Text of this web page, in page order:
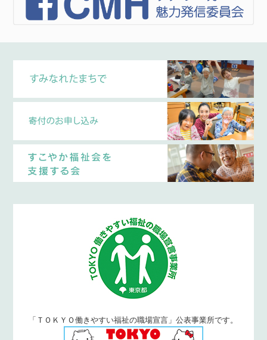
「ＴＯＫＹＯ働きやすい福祉の職場宣言」公表事業所です。